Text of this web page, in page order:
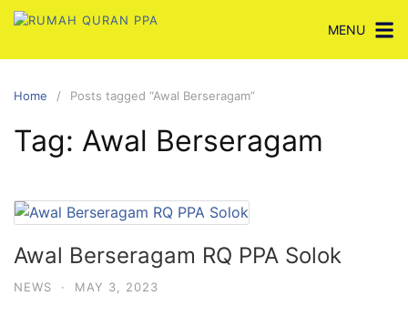
Skip
content
MENU
Home Posts tagged “Awal Berseragam”
Tag: Awal Berseragam
Awal Berseragam RQ PPA Solok
NEWS · MAY 3, 2023